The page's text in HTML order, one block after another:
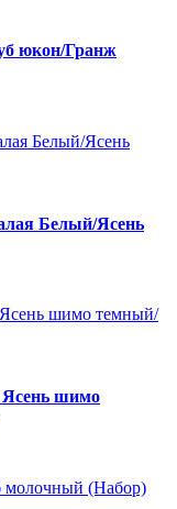
юкон/Гранж
Белый/Ясень
Ясень шимо